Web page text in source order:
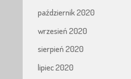
październik 2020
wrzesień 2020
sierpień 2020
lipiec 2020